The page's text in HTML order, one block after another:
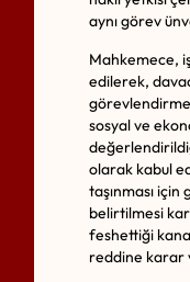
aynı görev
Mahkemece,
edilerek,
sosyal ve
olarak kabul
taşınması
belirtilmesi
feshettiği
reddine karar